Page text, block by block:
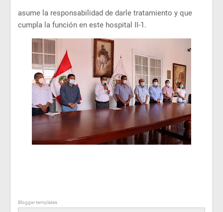
asume la responsabilidad de darle tratamiento y que
cumpla la función en este hospital II-1.
Blogger templates